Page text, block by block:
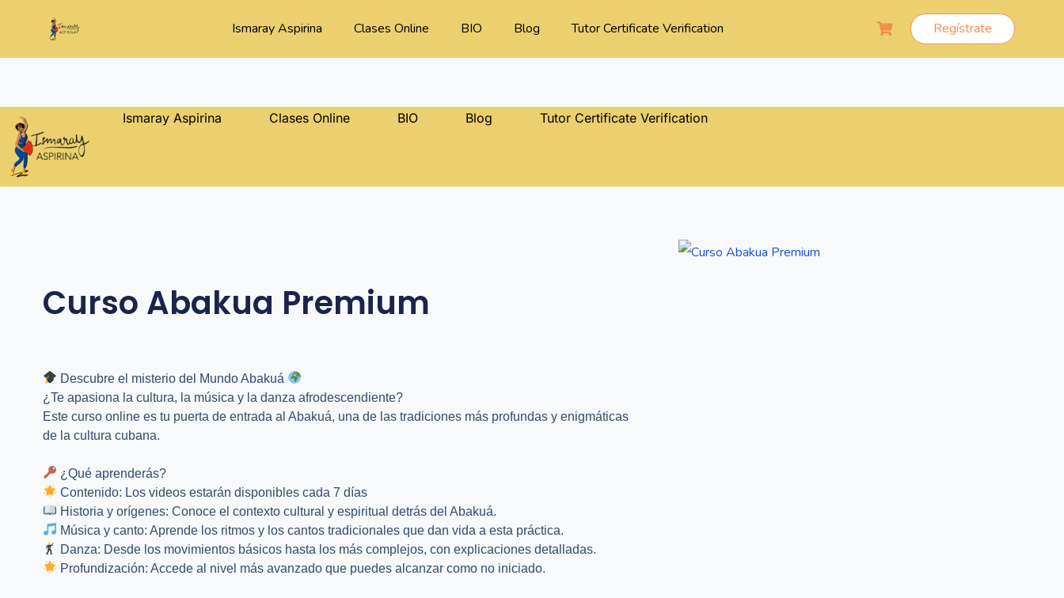
Ismaray Aspirina Clases Online BIO Blog Tutor Certificate Verification Regístrate
Ismaray Aspirina Clases Online BIO Blog Tutor Certificate Verification
Curso Abakua Premium
Descubre el misterio del Mundo Abakuá
¿Te apasiona la cultura, la música y la danza afrodescendiente?
Este curso online es tu puerta de entrada al Abakuá, una de las tradiciones más profundas y enigmáticas
de la cultura cubana.
¿Qué aprenderás?
Contenido: Los videos estarán disponibles cada 7 días
Historia y orígenes: Conoce el contexto cultural y espiritual detrás del Abakuá.
Música y canto: Aprende los ritmos y los cantos tradicionales que dan vida a esta práctica.
Danza: Desde los movimientos básicos hasta los más complejos, con explicaciones detalladas.
Profundización: Accede al nivel más avanzado que puedes alcanzar como no iniciado.